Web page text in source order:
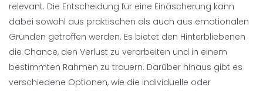
relevant. Die Entscheidung für eine Einäscherung kann
dabei sowohl aus praktischen als auch aus emotionalen
Gründen getroffen werden. Es bietet den Hinterbliebenen
die Chance, den Verlust zu verarbeiten und in einem
bestimmten Rahmen zu trauern. Darüber hinaus gibt es
verschiedene Optionen, wie die individuelle oder